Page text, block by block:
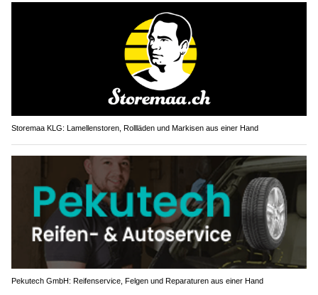
Storemaa KLG: Lamellenstoren, Rollläden und Markisen aus einer Hand
Pekutech GmbH: Reifenservice, Felgen und Reparaturen aus einer Hand